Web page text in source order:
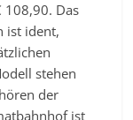
108,90. Das
ist ident,
stehen
der
ist